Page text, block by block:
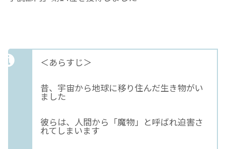
＜あらすじ＞
昔、宇宙から地球に移り住んだ生き物がい
ました
彼らは、人間から「魔物」と呼ばれ迫害さ
れてしまいます